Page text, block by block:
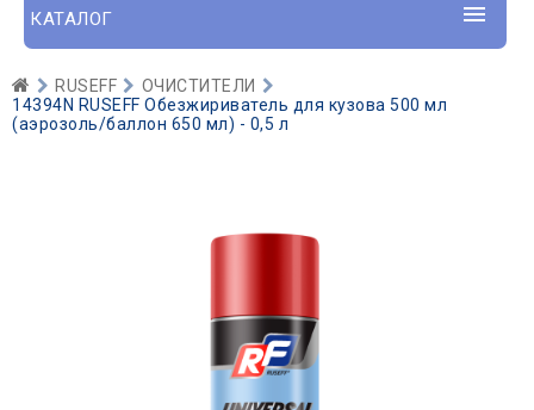
КАТАЛОГ
RUSEFF
ОЧИСТИТЕЛИ
14394N RUSEFF Обезжириватель для кузова 500 мл
(аэрозоль/баллон 650 мл) - 0,5 л